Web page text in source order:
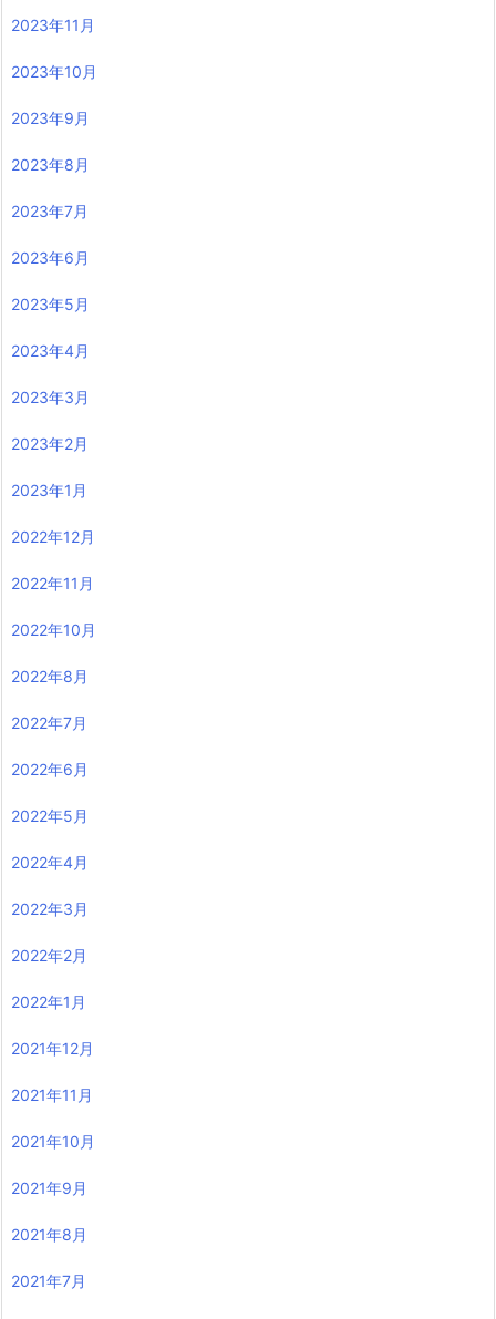
2023年11月
2023年10月
2023年9月
2023年8月
2023年7月
2023年6月
2023年5月
2023年4月
2023年3月
2023年2月
2023年1月
2022年12月
2022年11月
2022年10月
2022年8月
2022年7月
2022年6月
2022年5月
2022年4月
2022年3月
2022年2月
2022年1月
2021年12月
2021年11月
2021年10月
2021年9月
2021年8月
2021年7月